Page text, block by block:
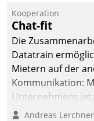
Kooperation
Chat-fit
Die
Datatrain
Mietern auf der
Kommunikation:
Unternehmens
Mitarbeiter oder
Andreas Lerchner